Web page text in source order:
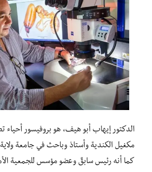
الدكتور إيهاب أبو هيف، هو بروفيسور أحياء
مكغيل الكندية وأستاذ وباحث في جامعة ولاية
كما أنه رئيس سابقٌ وعضو مؤسس للجمعية